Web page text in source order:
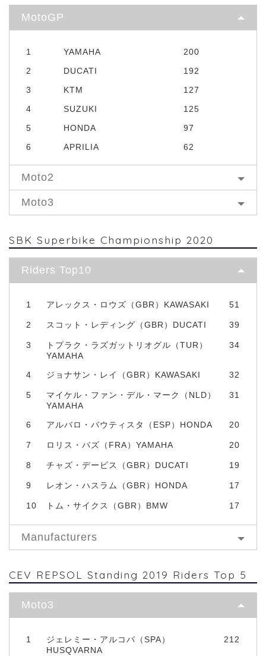
MotoGP
1 YAMAHA
200
2
DUCATI
192
3
KTM
127
4
SUZUKI
125
5
HONDA
97
6
APRILIA 62
Moto2
Moto3
SBK Superbike Championship 2020
Riders Top10
1 アレックス・ロウズ（GBR）KAWASAKI 51
2 スコット・レディング（GBR）DUCATI 39
3
トプラク・ラズガットリオグル（TUR）
YAMAHA
34
4 ジョナサン・レイ（GBR）KAWASAKI 32
5
マイケル・ファン・デル・マーク（NLD）
YAMAHA
31
6 アルバロ・バウティスタ（ESP）HONDA 20
7 ロリス・バズ（FRA）YAMAHA 20
8 チャズ・デービス（GBR）DUCATI 19
9 レオン・ハスラム（GBR）HONDA 17
10 トム・サイクス（GBR）BMW 17
Manufacturers
CEV REPSOL Standing 2019 Riders Top 5
Moto3
1
ジェレミー・アルコバ（SPA）
HUSQVARNA
212